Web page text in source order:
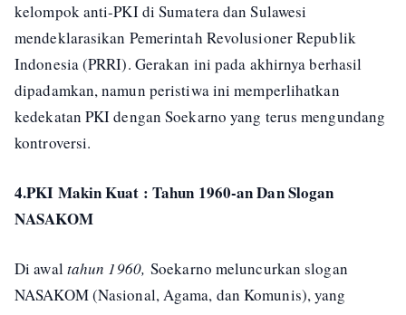
kelompok anti-PKI di Sumatera dan Sulawesi
mendeklarasikan Pemerintah Revolusioner Republik
Indonesia (PRRI). Gerakan ini pada akhirnya berhasil
dipadamkan, namun peristiwa ini memperlihatkan
kedekatan PKI dengan Soekarno yang terus mengundang
kontroversi.
4.PKI Makin Kuat : Tahun 1960-an Dan Slogan
NASAKOM
Di awal tahun 1960,Soekarno meluncurkan slogan
NASAKOM (Nasional, Agama, dan Komunis), yang